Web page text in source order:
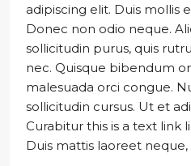
adipiscing elit. Duis mollis
Donec non odio neque.
sollicitudin purus, quis
nec. Quisque bibendum
malesuada orci congue.
sollicitudin cursus. Ut et
Curabitur this is a text link
Duis mattis laoreet